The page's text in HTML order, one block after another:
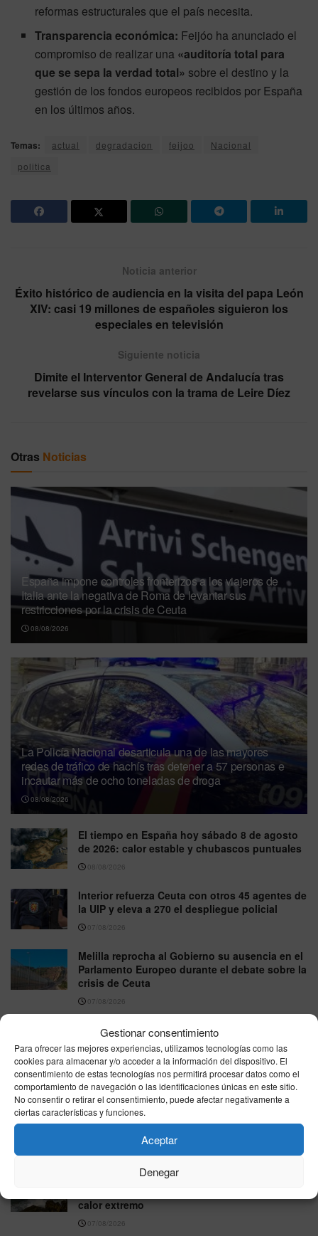
Gestionar consentimiento
Para ofrecer las mejores experiencias, utilizamos tecnologías como las
cookies para almacenar y/o acceder a la información del dispositivo. El
consentimiento de estas tecnologías nos permitirá procesar datos como el
comportamiento de navegación o las identificaciones únicas en este sitio.
No consentir o retirar el consentimiento, puede afectar negativamente a
ciertas características y funciones.
Aceptar
Denegar
reformas estructurales que el país necesita.
Transparencia económica: Feijóo ha anunciado el
compromiso de realizar una «auditoría total para
que se sepa la verdad total» sobre el destino y la
gestión de los fondos europeos recibidos por España
en los últimos años.
Temas: actual degradacion feijoo
Nacional
politica
Noticia anterior
Éxito histórico de audiencia en la visita del papa León
XIV: casi 19 millones de españoles siguieron los
especiales en televisión
Siguiente noticia
Dimite el Interventor General de Andalucía tras
revelarse sus vínculos con la trama de Leire Díez
Otras Noticias
España impone controles fronterizos a los viajeros de
Italia ante la negativa de Roma de levantar sus
restricciones por la crisis de Ceuta
08/08/2026
La Policía Nacional desarticula una de las mayores
redes de tráfico de hachís tras detener a 57 personas e
incautar más de ocho toneladas de droga
08/08/2026
El tiempo en España hoy sábado 8 de agosto
de 2026: calor estable y chubascos puntuales
08/08/2026
Interior refuerza Ceuta con otros 45 agentes de
la UIP y eleva a 270 el despliegue policial
07/08/2026
Melilla reprocha al Gobierno su ausencia en el
Parlamento Europeo durante el debate sobre la
crisis de Ceuta
07/08/2026
La Armada refuerza Ceuta con las fragatas
‘Santa María’ y ‘Navarra’ junto al patrullero
‘Rayo’
07/08/2026
Las ayudas por viviendas destruidas en los
incendios llegan hasta 15.120 euros y exigen
España se parte en dos este viernes: hasta 41
calor extremo
07/08/2026